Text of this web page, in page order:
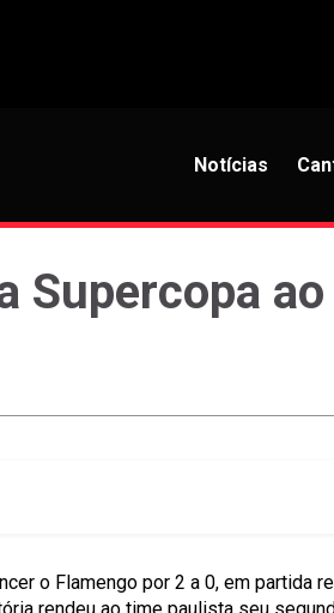
Notícias
Supercopa
o Flamengo por 2 a 0, em partida